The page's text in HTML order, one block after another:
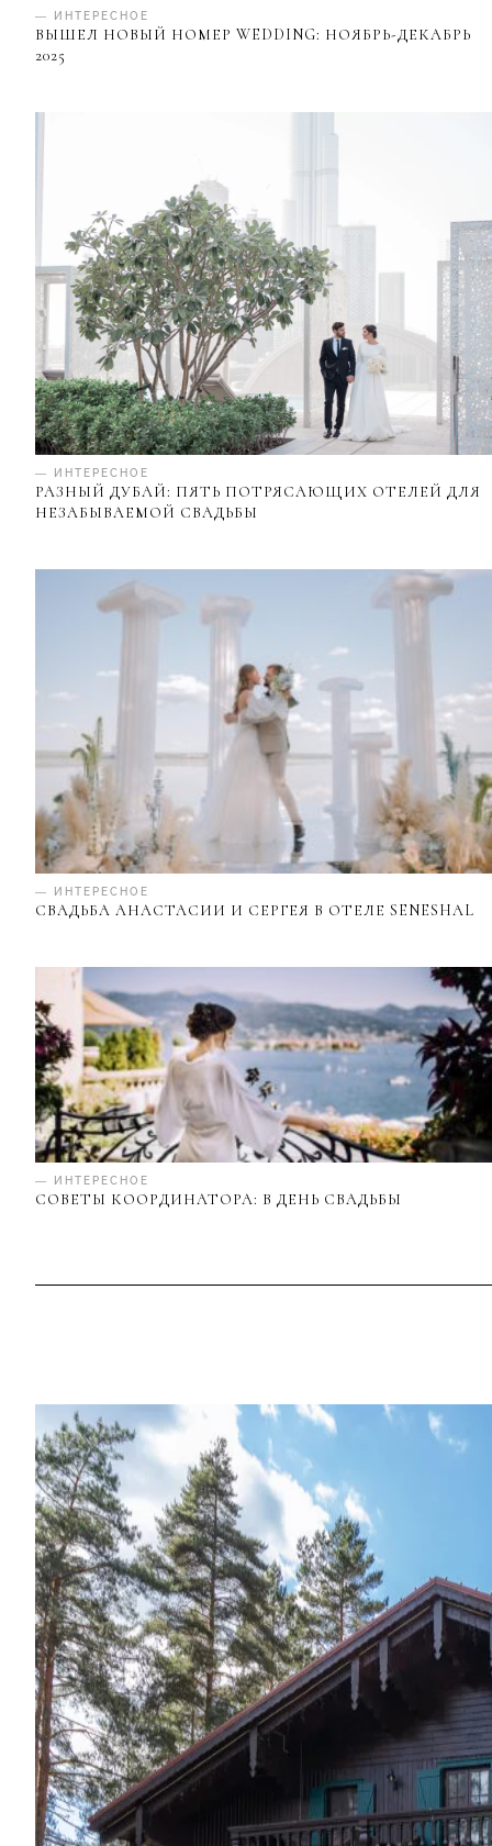
— ИНТЕРЕСНОЕ
ВЫШЕЛ НОВЫЙ НОМЕР WEDDING: НОЯБРЬ-ДЕКАБРЬ
2025
— ИНТЕРЕСНОЕ
РАЗНЫЙ ДУБАЙ: ПЯТЬ ПОТРЯСАЮЩИХ ОТЕЛЕЙ ДЛЯ
НЕЗАБЫВАЕМОЙ СВАДЬБЫ
— ИНТЕРЕСНОЕ
СВАДЬБА АНАСТАСИИ И СЕРГЕЯ В ОТЕЛЕ SENESHAL
— ИНТЕРЕСНОЕ
СОВЕТЫ КООРДИНАТОРА: В ДЕНЬ СВАДЬБЫ